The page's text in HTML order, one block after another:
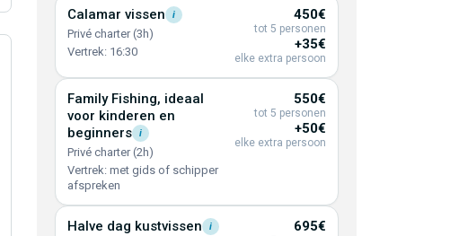
Calamar vissen i
Privé charter (3h)
Vertrek: 16:30
450€
tot 5 personen
+35€
elke extra persoon
Family Fishing, ideaal
voor kinderen en
beginners
i
Privé charter (2h)
Vertrek: met gids of schipper
afspreken
550€
tot 5 personen
+50€
elke extra persoon
Halve dag kustvissen i 695€